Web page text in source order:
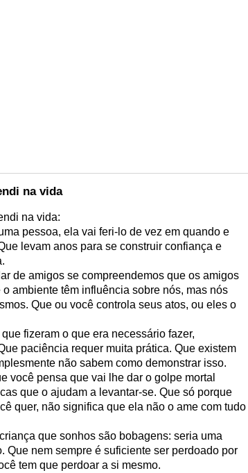
na vida
na vida:
pessoa, ela vai feri-lo de vez em quando e
levam anos para se construir confiança e
de amigos se compreendemos que os amigos
ambiente têm influência sobre nós, mas nós
Que ou você controla seus atos, ou eles o
fizeram o que era necessário fazer,
paciência requer muita prática. Que existem
não sabem como demonstrar isso.
você pensa que vai lhe dar o golpe mortal
que o ajudam a levantar-se. Que só porque
quer, não significa que ela não o ame com tudo
que sonhos são bobagens: seria uma
Que nem sempre é suficiente ser perdoado por
tem que perdoar a si mesmo.